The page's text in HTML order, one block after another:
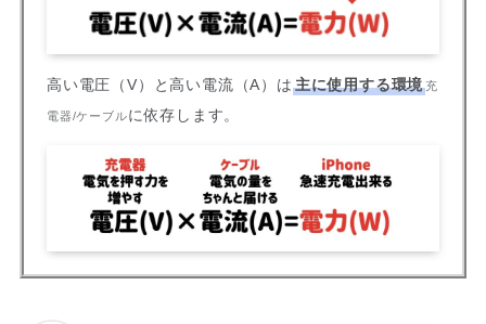
高い電圧（V）と高い電流（A）は 主に使用する環境 充
電器/ケーブルに依存します。